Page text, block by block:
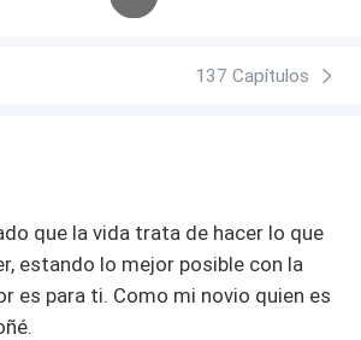
son los hermanos Diener y
137 Capítulos
que la vida trata de hacer lo que
estando lo mejor posible con la
es para ti. Como mi novio quien es